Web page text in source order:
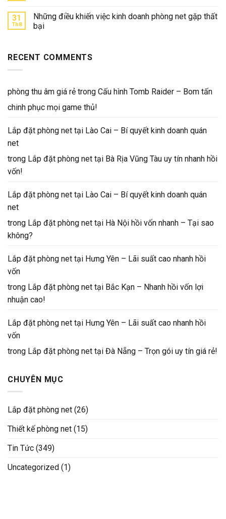
31
Th8
Những điều khiến việc kinh doanh phòng net gặp thất
bại
RECENT COMMENTS
phòng thu âm giá rẻ trong Cấu hình Tomb Raider – Bom tấn
chinh phục mọi game thủ!
Lắp đặt phòng net tại Lào Cai – Bí quyết kinh doanh quán
net
trong Lắp đặt phòng net tại Bà Rịa Vũng Tàu uy tín nhanh hồi
vốn!
Lắp đặt phòng net tại Lào Cai – Bí quyết kinh doanh quán
net
trong Lắp đặt phòng net tại Hà Nội hồi vốn nhanh – Tại sao
không?
Lắp đặt phòng net tại Hưng Yên – Lãi suất cao nhanh hồi
vốn
trong Lắp đặt phòng net tại Bắc Kạn – Nhanh hồi vốn lợi
nhuận cao!
Lắp đặt phòng net tại Hưng Yên – Lãi suất cao nhanh hồi
vốn
trong Lắp đặt phòng net tại Đà Nẵng – Trọn gói uy tín giá rẻ!
CHUYÊN MỤC
Lắp đặt phòng net (26)
Thiết kế phòng net (15)
Tin Tức (349)
Uncategorized (1)